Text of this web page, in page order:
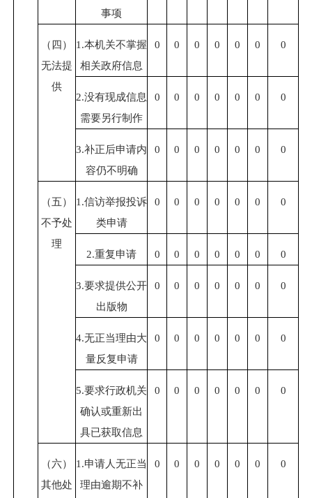
事项
（四）
无法提
供
1.本机关不掌握
相关政府信息
0 0 0 0 0 0 0
2.没有现成信息
需要另行制作
0 0 0 0 0 0 0
3.补正后申请内
容仍不明确
0 0 0 0 0 0 0
（五）
不予处
理
1.信访举报投诉
类申请
0 0 0 0 0 0 0
2.重复申请 0 0 0 0 0 0 0
3.要求提供公开
出版物
0 0 0 0 0 0 0
4.无正当理由大
量反复申请
0 0 0 0 0 0 0
5.要求行政机关
确认或重新出
具已获取信息
0 0 0 0 0 0 0
（六）
其他处
1.申请人无正当
理由逾期不补
0 0 0 0 0 0 0